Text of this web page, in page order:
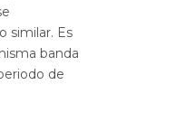
similar. Es
banda
de